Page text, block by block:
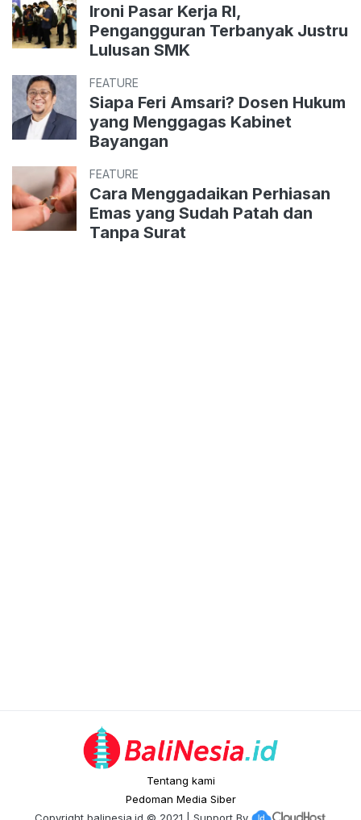
Ironi Pasar Kerja RI,
Pengangguran Terbanyak Justru
Lulusan SMK
FEATURE
Siapa Feri Amsari? Dosen Hukum
yang Menggagas Kabinet
Bayangan
FEATURE
Cara Menggadaikan Perhiasan
Emas yang Sudah Patah dan
Tanpa Surat
Tentang kami
Pedoman Media Siber
Copyright balinesia.id © 2021 | Support By